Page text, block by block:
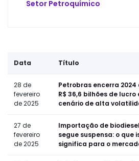
Setor Petroquímico
Data Título
28 de
fevereiro
de 2025
Petrobras encerra 2024
R$ 36,6 bilhões de lucro
cenário de alta
27 de
fevereiro
de 2025
Importação de biodiesel
segue suspensa: o que
significa para o